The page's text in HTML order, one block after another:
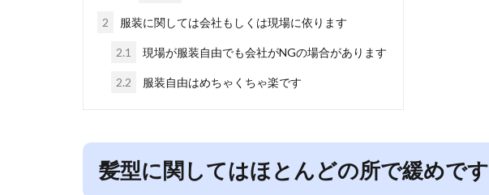
2 服装に関しては会社もしくは現場に依ります
2.1 現場が服装自由でも会社がNGの場合があります
2.2 服装自由はめちゃくちゃ楽です
髪型に関してはほとんどの所で緩めです